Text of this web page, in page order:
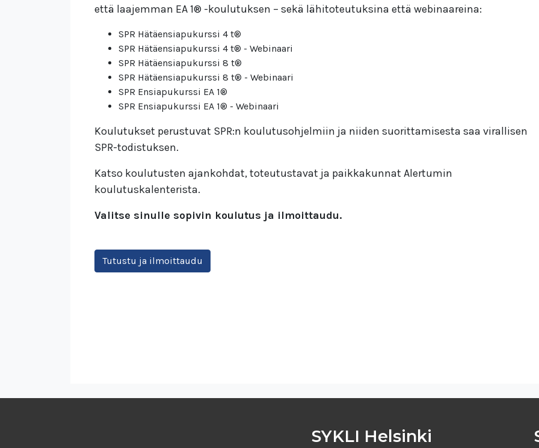
että laajemman EA 1® -koulutuksen – sekä lähitoteutuksina että webinaareina:
SPR Hätäensiapukurssi 4 t®
SPR Hätäensiapukurssi 4 t® - Webinaari
SPR Hätäensiapukurssi 8 t®
SPR Hätäensiapukurssi 8 t® - Webinaari
SPR Ensiapukurssi EA 1®
SPR Ensiapukurssi EA 1® - Webinaari
Koulutukset perustuvat SPR:n koulutusohjelmiin ja niiden suorittamisesta saa virallisen
SPR-todistuksen.
Katso koulutusten ajankohdat, toteutustavat ja paikkakunnat Alertumin
koulutuskalenterista.
Valitse sinulle sopivin koulutus ja ilmoittaudu.
Tutustu ja ilmoittaudu
SYKLI Helsinki